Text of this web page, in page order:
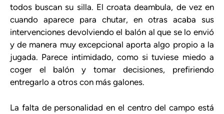
todos buscan su silla. El croata deambula, de vez en
cuando aparece para chutar, en otras acaba sus
intervenciones devolviendo el balón al que se lo envió
y de manera muy excepcional aporta algo propio a la
jugada. Parece intimidado, como si tuviese miedo a
coger el balón y tomar decisiones, prefiriendo
entregarlo a otros con más galones.
La falta de personalidad en el centro del campo está